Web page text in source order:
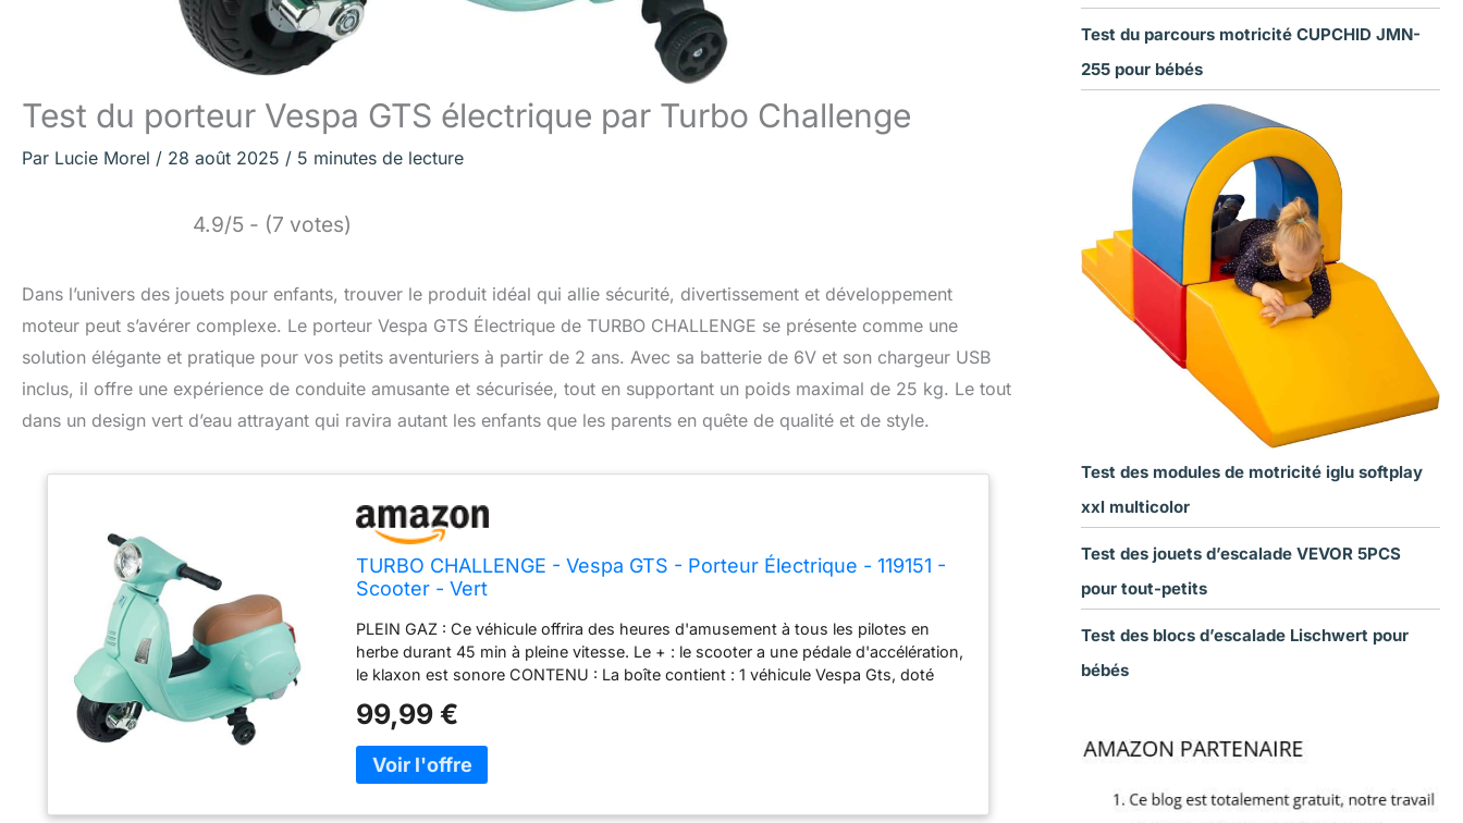
Test du porteur Vespa GTS électrique par Turbo Challenge
Par Lucie Morel / 28 août 2025 / 5 minutes de lecture
4.9/5 - (7 votes)
Dans l’univers des jouets pour enfants, trouver le produit idéal qui allie sécurité, divertissement et développement
moteur peut s’avérer complexe. Le porteur Vespa GTS Électrique de TURBO CHALLENGE se présente comme une
solution élégante et pratique pour vos petits aventuriers à partir de 2 ans. Avec sa batterie de 6V et son chargeur USB
inclus, il offre une expérience de conduite amusante et sécurisée, tout en supportant un poids maximal de 25 kg. Le tout
dans un design vert d’eau attrayant qui ravira autant les enfants que les parents en quête de qualité et de style.
TURBO CHALLENGE - Vespa GTS - Porteur Électrique - 119151 -
Scooter - Vert
PLEIN GAZ : Ce véhicule offrira des heures d'amusement à tous les pilotes en
herbe durant 45 min à pleine vitesse. Le + : le scooter a une pédale d'accélération,
le klaxon est sonore CONTENU : La boîte contient : 1 véhicule Vespa Gts, doté
restant stable et contrôlable. Il est equipé d'1 batterie 6V et chargeur USB inclus.
DEDANS COMME DEHORS : Notre véhicule est fabriqué avec du Plastique pour
assurer une durabilité maximale. Le temps de charge est de 8h pour une
autonomie de 45 min. Il est utilisable en intérieur ou en exterieur UN SUPERBE
CADEAU : Ce jouet amusant est idéal pour les jeunes amateurs ou amatrices de
99,99 €
Test du parcours motricité CUPCHID JMN-
255 pour bébés
Test des modules de motricité iglu softplay
xxl multicolor
Test des jouets d’escalade VEVOR 5PCS
pour tout-petits
Test des blocs d’escalade Lischwert pour
bébés